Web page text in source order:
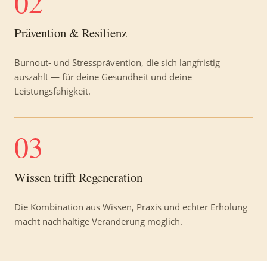
Prävention & Resilienz
Burnout- und Stressprävention, die sich langfristig
auszahlt — für deine Gesundheit und deine
Leistungsfähigkeit.
03
Wissen trifft Regeneration
Die Kombination aus Wissen, Praxis und echter Erholung
macht nachhaltige Veränderung möglich.